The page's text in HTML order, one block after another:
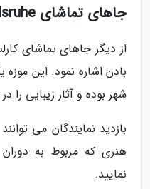
جاهای تماشای Karlsruhe
از دیگر جاهای تماشای
بادن اشاره نمود. این
شهر بوده و آثار زیبایی
بازدید نمایندگان می
هنری که مربوط به
نمایید.